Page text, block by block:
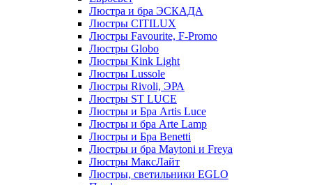
Люстра и бра ЭСКАДА
Люстры CITILUX
Люстры Favourite, F-Promo
Люстры Globo
Люстры Kink Light
Люстры Lussole
Люстры Rivoli, ЭРА
Люстры ST LUCE
Люстры и Бра Artis Luce
Люстры и бра Arte Lamp
Люстры и Бра Benetti
Люстры и бра Maytoni и Freya
Люстры МаксЛайт
Люстры, светильники EGLO